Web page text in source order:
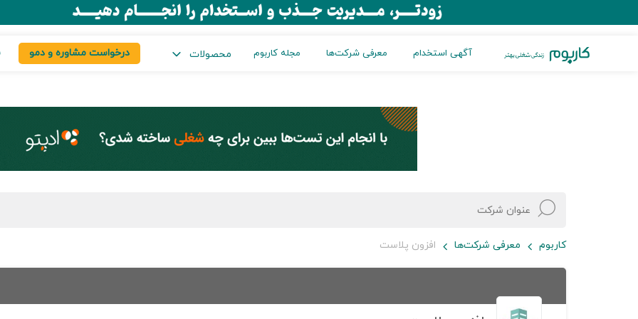
آگهی استخدام معرفی شرکت‌ها مجله کاربوم محصولات درخواست مشاوره و دمو
کاربوم معرفی شرکت‌ها افزون پلاست